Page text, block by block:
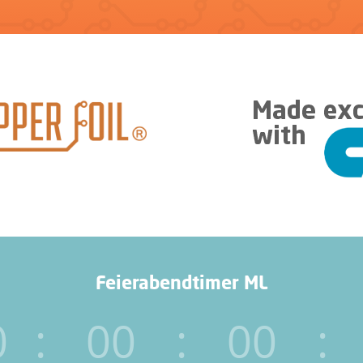
Feierabendtimer ML
: 00 : 00 :